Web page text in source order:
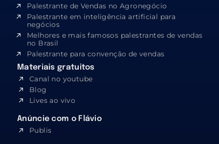
Palestrante de Vendas no Agronegócio
Palestrante em inteligência artificial para
negócios
Melhores e mais famosos palestrantes de vendas
no Brasil
Palestrante para convenção de vendas
Materiais gratuitos
Canal no youtube
Blog
Lives ao vivo
Anúncie com o Flávio
Publis